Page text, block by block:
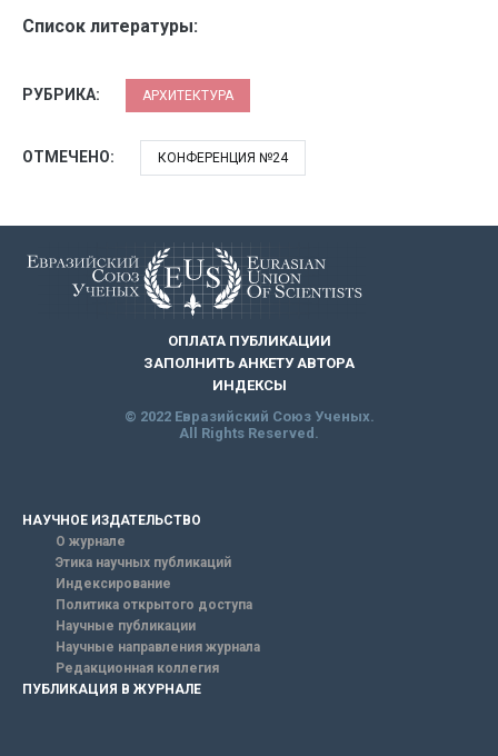
Список литературы:
РУБРИКА: АРХИТЕКТУРА
ОТМЕЧЕНО: КОНФЕРЕНЦИЯ №24
ОПЛАТА ПУБЛИКАЦИИ
ЗАПОЛНИТЬ АНКЕТУ АВТОРА
ИНДЕКСЫ
© 2022 Евразийский Союз Ученых.
All Rights Reserved.
НАУЧНОЕ ИЗДАТЕЛЬСТВО
О журнале
Этика научных публикаций
Индексирование
Политика открытого доступа
Научные публикации
Научные направления журнала
Редакционная коллегия
ПУБЛИКАЦИЯ В ЖУРНАЛЕ